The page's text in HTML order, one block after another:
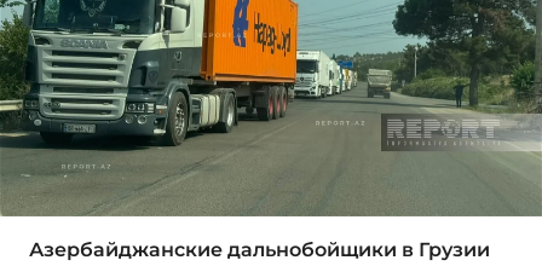
Азербайджанские дальнобойщики в Грузии